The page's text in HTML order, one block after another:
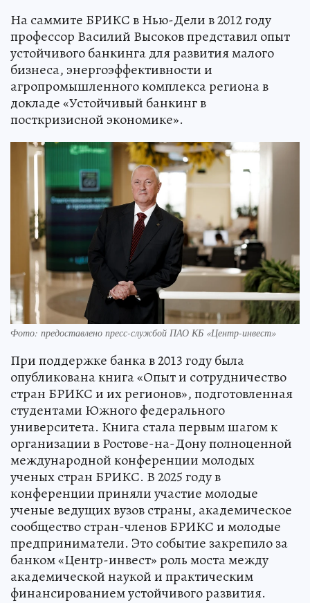
На саммите БРИКС в Нью-Дели в 2012 году
профессор Василий Высоков представил опыт
устойчивого банкинга для развития малого
бизнеса, энергоэффективности и
агропромышленного комплекса региона в
докладе «Устойчивый банкинг в
посткризисной экономике».
Фото: предоставлено пресс-службой ПАО КБ «Центр-инвест»
При поддержке банка в 2013 году была
опубликована книга «Опыт и сотрудничество
стран БРИКС и их регионов», подготовленная
студентами Южного федерального
университета. Книга стала первым шагом к
организации в Ростове-на-Дону полноценной
международной конференции молодых
ученых стран БРИКС. В 2025 году в
конференции приняли участие молодые
ученые ведущих вузов страны, академическое
сообщество стран-членов БРИКС и молодые
предприниматели. Это событие закрепило за
банком «Центр-инвест» роль моста между
академической наукой и практическим
финансированием устойчивого развития.